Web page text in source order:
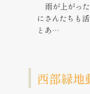
雨が上がっ
にさんたちも
とあ…
西部緑地